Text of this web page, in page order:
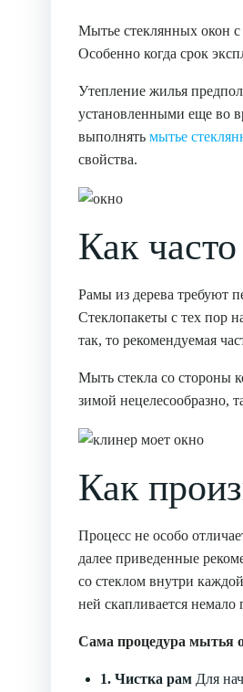
Мытье стеклянных окон с
Особенно когда срок
Утепление жилья
установленными еще во
выполнять мытье
свойства.
Как
Рамы из дерева требуют
Стеклопакеты с тех пор
так, то рекомендуемая
Мыть стекла со стороны
зимой нецелесообразно,
Как
Процесс не особо
далее приведенные
со стеклом внутри
ней скапливается
Сама процедура мытья
1. Чистка рам Для